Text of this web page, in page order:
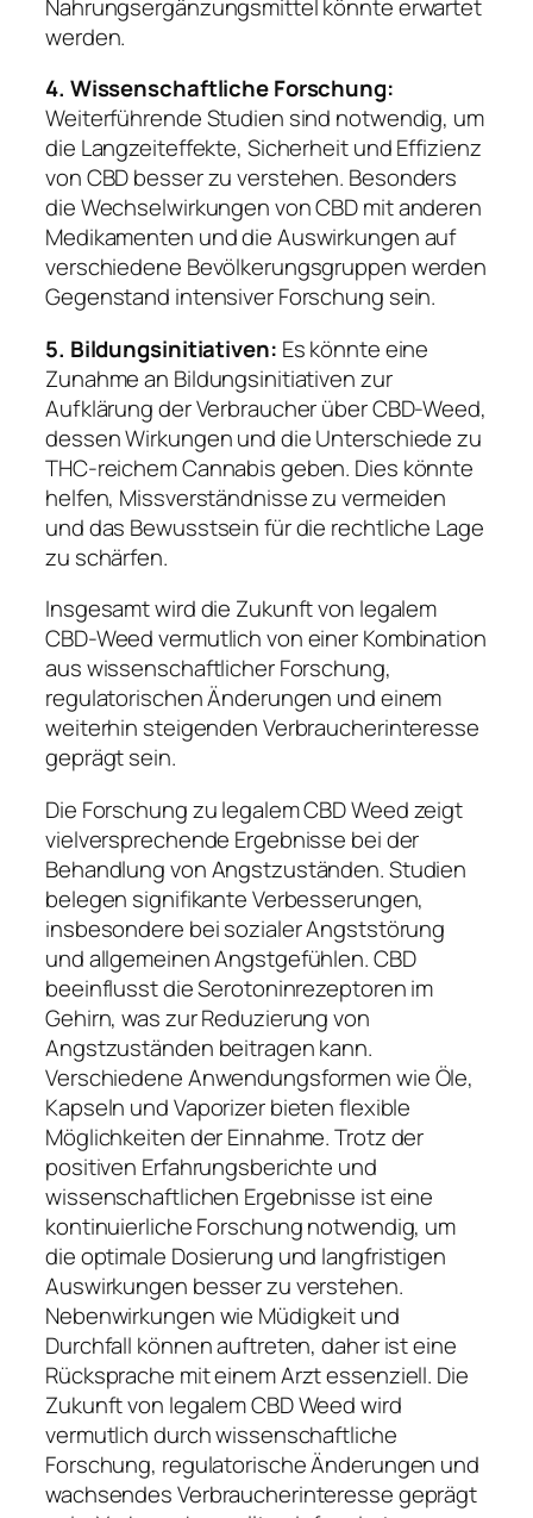
Nahrungsergänzungsmittel könnte erwartet
werden.
4. Wissenschaftliche Forschung:
Weiterführende Studien sind notwendig, um
die Langzeiteffekte, Sicherheit und Effizienz
von CBD besser zu verstehen. Besonders
die Wechselwirkungen von CBD mit anderen
Medikamenten und die Auswirkungen auf
verschiedene Bevölkerungsgruppen werden
Gegenstand intensiver Forschung sein.
5. Bildungsinitiativen: Es könnte eine
Zunahme an Bildungsinitiativen zur
Aufklärung der Verbraucher über CBD-Weed,
dessen Wirkungen und die Unterschiede zu
THC-reichem Cannabis geben. Dies könnte
helfen, Missverständnisse zu vermeiden
und das Bewusstsein für die rechtliche Lage
zu schärfen.
Insgesamt wird die Zukunft von legalem
CBD-Weed vermutlich von einer Kombination
aus wissenschaftlicher Forschung,
regulatorischen Änderungen und einem
weiterhin steigenden Verbraucherinteresse
geprägt sein.
Die Forschung zu legalem CBD Weed zeigt
vielversprechende Ergebnisse bei der
Behandlung von Angstzuständen. Studien
belegen signifikante Verbesserungen,
insbesondere bei sozialer Angststörung
und allgemeinen Angstgefühlen. CBD
beeinflusst die Serotoninrezeptoren im
Gehirn, was zur Reduzierung von
Angstzuständen beitragen kann.
Verschiedene Anwendungsformen wie Öle,
Kapseln und Vaporizer bieten flexible
Möglichkeiten der Einnahme. Trotz der
positiven Erfahrungsberichte und
wissenschaftlichen Ergebnisse ist eine
kontinuierliche Forschung notwendig, um
die optimale Dosierung und langfristigen
Auswirkungen besser zu verstehen.
Nebenwirkungen wie Müdigkeit und
Durchfall können auftreten, daher ist eine
Rücksprache mit einem Arzt essenziell. Die
Zukunft von legalem CBD Weed wird
vermutlich durch wissenschaftliche
Forschung, regulatorische Änderungen und
wachsendes Verbraucherinteresse geprägt